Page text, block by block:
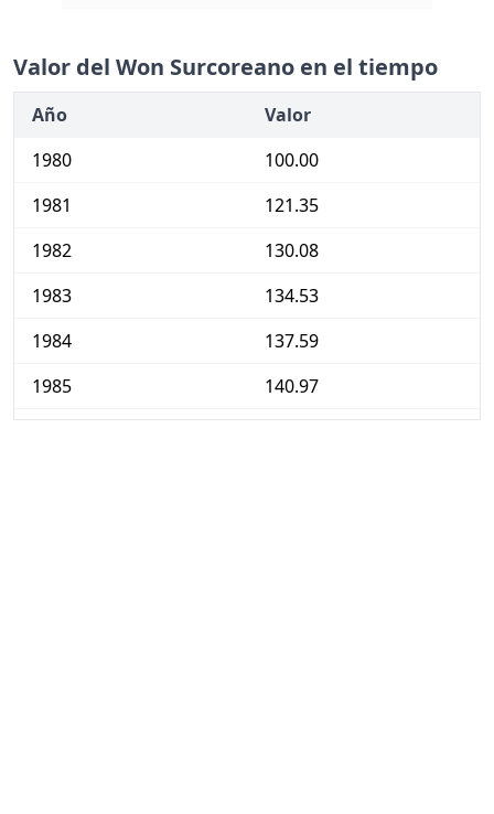
Valor del Won Surcoreano en el tiempo
Año
Valor
1980
100.00
1981
121.35
1982
130.08
1983
134.53
1984
137.59
1985
140.97